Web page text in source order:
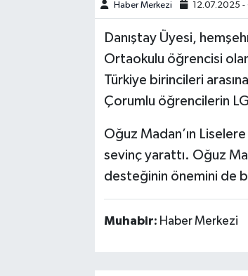
Haber Merkezi 12.07.2025
Danıştay Üyesi,
Ortaokulu öğrencisi
Türkiye birincileri
Çorumlu öğrencilerin
Oğuz Madan’ın
sevinç yarattı. Oğuz
desteğinin önemini de
Muhabir: Haber Merkezi
Osmancık